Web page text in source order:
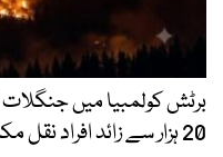
برٹش کولمبیا میں جنگلات
20 ہزار سے زائد افراد نقل مکانی پر مجبور